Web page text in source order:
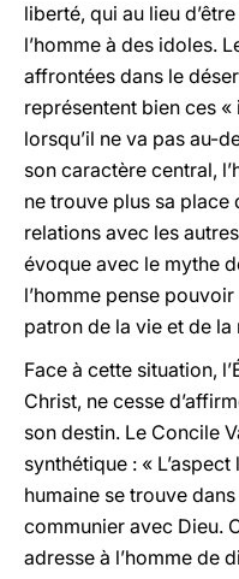
liberté, qui au lieu
l’homme à des idoles.
affrontées dans le
représentent bien ces «
lorsqu’il ne va pas au-
son caractère central,
ne trouve plus sa place
relations avec les
évoque avec le mythe
l’homme pense
patron de la vie et de la
Face à cette situation,
Christ, ne cesse
son destin. Le Concile
synthétique : «
humaine se trouve
communier avec Dieu.
adresse à l’homme de